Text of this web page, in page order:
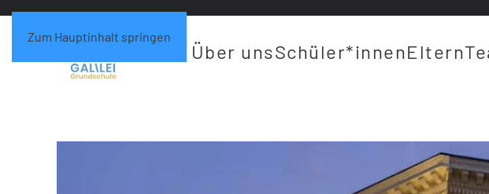
Zum Hauptinhalt springen
Über unsSchüler*innenEltern